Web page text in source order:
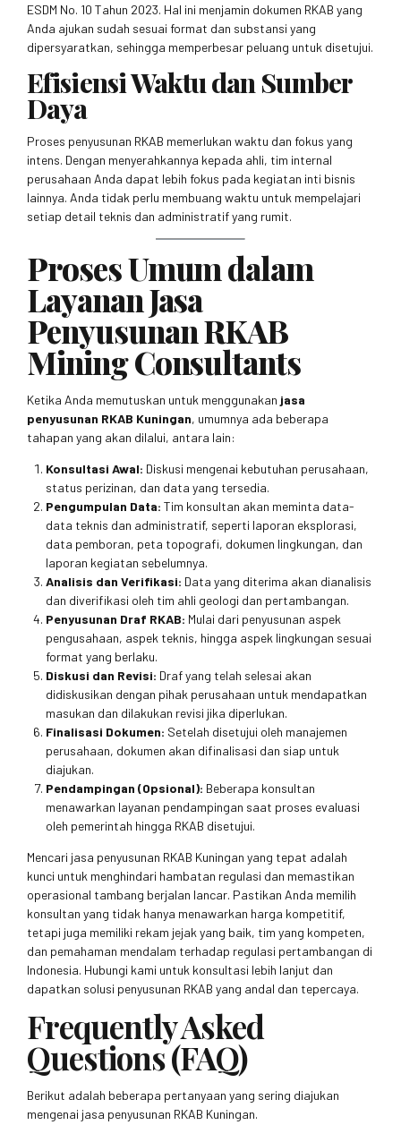
ESDM No. 10 Tahun 2023. Hal ini menjamin dokumen RKAB yang
Anda ajukan sudah sesuai format dan substansi yang
dipersyaratkan, sehingga memperbesar peluang untuk disetujui.
Efisiensi Waktu dan Sumber
Daya
Proses penyusunan RKAB memerlukan waktu dan fokus yang
intens. Dengan menyerahkannya kepada ahli, tim internal
perusahaan Anda dapat lebih fokus pada kegiatan inti bisnis
lainnya. Anda tidak perlu membuang waktu untuk mempelajari
setiap detail teknis dan administratif yang rumit.
Proses Umum dalam
Layanan Jasa
Penyusunan RKAB
Mining Consultants
Ketika Anda memutuskan untuk menggunakan jasa
penyusunan RKAB Kuningan, umumnya ada beberapa
tahapan yang akan dilalui, antara lain:
Konsultasi Awal: Diskusi mengenai kebutuhan perusahaan,
status perizinan, dan data yang tersedia.
Pengumpulan Data: Tim konsultan akan meminta data-
data teknis dan administratif, seperti laporan eksplorasi,
data pemboran, peta topografi, dokumen lingkungan, dan
laporan kegiatan sebelumnya.
Analisis dan Verifikasi: Data yang diterima akan dianalisis
dan diverifikasi oleh tim ahli geologi dan pertambangan.
Penyusunan Draf RKAB: Mulai dari penyusunan aspek
pengusahaan, aspek teknis, hingga aspek lingkungan sesuai
format yang berlaku.
Diskusi dan Revisi: Draf yang telah selesai akan
didiskusikan dengan pihak perusahaan untuk mendapatkan
masukan dan dilakukan revisi jika diperlukan.
Finalisasi Dokumen: Setelah disetujui oleh manajemen
perusahaan, dokumen akan difinalisasi dan siap untuk
diajukan.
Pendampingan (Opsional): Beberapa konsultan
menawarkan layanan pendampingan saat proses evaluasi
oleh pemerintah hingga RKAB disetujui.
Mencari jasa penyusunan RKAB Kuningan yang tepat adalah
kunci untuk menghindari hambatan regulasi dan memastikan
operasional tambang berjalan lancar. Pastikan Anda memilih
konsultan yang tidak hanya menawarkan harga kompetitif,
tetapi juga memiliki rekam jejak yang baik, tim yang kompeten,
dan pemahaman mendalam terhadap regulasi pertambangan di
Indonesia. Hubungi kami untuk konsultasi lebih lanjut dan
dapatkan solusi penyusunan RKAB yang andal dan tepercaya.
Frequently Asked
Questions (FAQ)
Berikut adalah beberapa pertanyaan yang sering diajukan
mengenai jasa penyusunan RKAB Kuningan.